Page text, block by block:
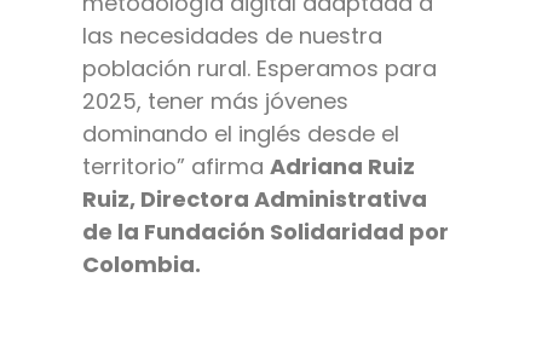
las necesidades de nuestra
población rural. Esperamos para
2025, tener más jóvenes
dominando el inglés desde el
territorio” afirma Adriana Ruiz
Ruiz, Directora Administrativa
de la Fundación Solidaridad por
Colombia.